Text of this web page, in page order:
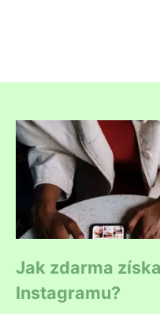
Jak zdarma
Instagramu?